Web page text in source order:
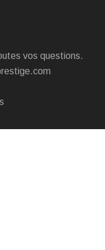
vos questions.